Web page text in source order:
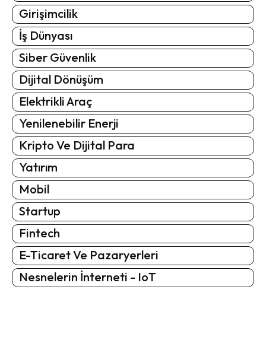
Girişimcilik
İş Dünyası
Siber Güvenlik
Dijital Dönüşüm
Elektrikli Araç
Yenilenebilir Enerji
Kripto Ve Dijital Para
Yatırım
Mobil
Startup
Fintech
E-Ticaret Ve Pazaryerleri
Nesnelerin İnterneti - IoT